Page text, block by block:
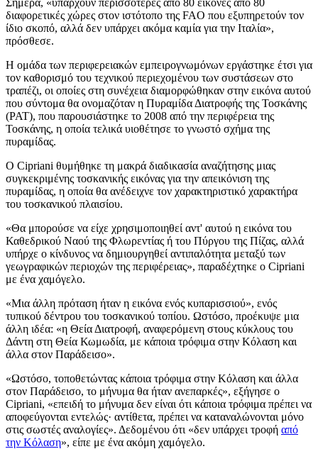
διαφορετικές χώρες στον ιστότοπο της FAO που εξυπηρετούν τον
ίδιο σκοπό, αλλά δεν υπάρχει ακόμα καμία για την Ιταλία»,
πρόσθεσε.
Η ομάδα των περιφερειακών εμπειρογνωμόνων εργάστηκε έτσι για
τον καθορισμό του τεχνικού περιεχομένου των συστάσεων στο
τραπέζι, οι οποίες στη συνέχεια διαμορφώθηκαν στην εικόνα αυτού
που σύντομα θα ονομαζόταν η Πυραμίδα Διατροφής της Τοσκάνης
(PAT), που παρουσιάστηκε το 2008 από την περιφέρεια της
Τοσκάνης, η οποία τελικά υιοθέτησε το γνωστό σχήμα της
πυραμίδας.
Ο Cipriani θυμήθηκε τη μακρά διαδικασία αναζήτησης μιας
συγκεκριμένης τοσκανικής εικόνας για την απεικόνιση της
πυραμίδας, η οποία θα ανέδειχνε τον χαρακτηριστικό χαρακτήρα
του τοσκανικού πλαισίου.
«Θα μπορούσε να είχε χρησιμοποιηθεί αντ' αυτού η εικόνα του
Καθεδρικού Ναού της Φλωρεντίας ή του Πύργου της Πίζας, αλλά
υπήρχε ο κίνδυνος να δημιουργηθεί αντιπαλότητα μεταξύ των
γεωγραφικών περιοχών της περιφέρειας», παραδέχτηκε ο Cipriani
με ένα χαμόγελο.
«Μια άλλη πρόταση ήταν η εικόνα ενός κυπαρισσιού», ενός
τυπικού δέντρου του τοσκανικού τοπίου. Ωστόσο, προέκυψε μια
άλλη ιδέα: «η Θεία Διατροφή, αναφερόμενη στους κύκλους του
Δάντη στη Θεία Κωμωδία, με κάποια τρόφιμα στην Κόλαση και
άλλα στον Παράδεισο».
«Ωστόσο, τοποθετώντας κάποια τρόφιμα στην Κόλαση και άλλα
στον Παράδεισο, το μήνυμα θα ήταν ανεπαρκές», εξήγησε ο
Cipriani, «επειδή το μήνυμα δεν είναι ότι κάποια τρόφιμα πρέπει να
αποφεύγονται εντελώς· αντίθετα, πρέπει να καταναλώνονται μόνο
στις σωστές αναλογίες». Δεδομένου ότι «δεν υπάρχει τροφή από
την Κόλαση», είπε με ένα ακόμη χαμόγελο.